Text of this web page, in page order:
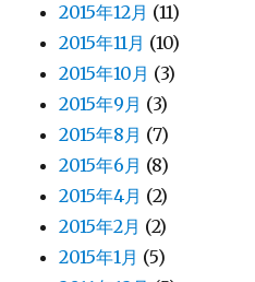
2015年12月 (11)
2015年11月 (10)
2015年10月 (3)
2015年9月 (3)
2015年8月 (7)
2015年6月 (8)
2015年4月 (2)
2015年2月 (2)
2015年1月 (5)